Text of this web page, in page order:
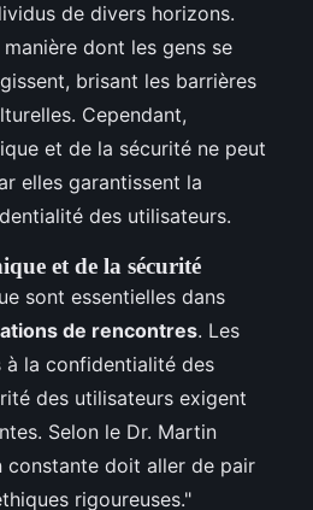
de divers horizons.
dont les gens se
brisant les barrières
Cependant,
et de la sécurité ne peut
elles garantissent la
des utilisateurs.
et de la sécurité
sont essentielles dans
de rencontres. Les
à la confidentialité des
des utilisateurs exigent
Selon le Dr. Martin
constante doit aller de pair
rigoureuses."